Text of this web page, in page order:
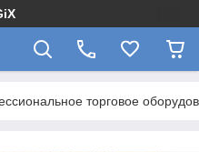
торговое